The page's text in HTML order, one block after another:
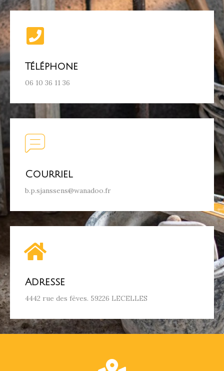
Téléphone
06 10 36 11 36
Courriel
b.p.sjanssens@wanadoo.fr
Adresse
4442 rue des fèves. 59226 LECELLES